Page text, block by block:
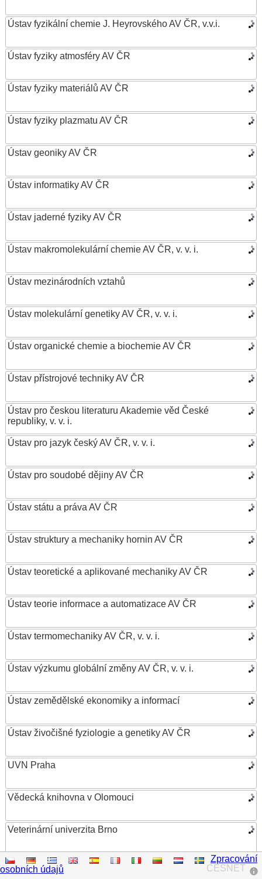
Ústav fyzikální chemie J. Heyrovského AV ČR, v.v.i.
Ústav fyziky atmosféry AV ČR
Ústav fyziky materiálů AV ČR
Ústav fyziky plazmatu AV ČR
Ústav geoniky AV ČR
Ústav informatiky AV ČR
Ústav jaderné fyziky AV ČR
Ústav makromolekulární chemie AV ČR, v. v. i.
Ústav mezinárodních vztahů
Ústav molekulární genetiky AV ČR, v. v. i.
Ústav organické chemie a biochemie AV ČR
Ústav přístrojové techniky AV ČR
Ústav pro českou literaturu Akademie věd České
republiky, v. v. i.
Ústav pro jazyk český AV ČR, v. v. i.
Ústav pro soudobé dějiny AV ČR
Ústav státu a práva AV ČR
Ústav struktury a mechaniky hornin AV ČR
Ústav teoretické a aplikované mechaniky AV ČR
Ústav teorie informace a automatizace AV ČR
Ústav termomechaniky AV ČR, v. v. i.
Ústav výzkumu globální změny AV ČR, v. v. i.
Ústav zemědělské ekonomiky a informací
Ústav živočišné fyziologie a genetiky AV ČR
UVN Praha
Vědecká knihovna v Olomouci
Veterinární univerzita Brno
VŠB – Technická univerzita Ostrava
CESNET
Zpracování
osobních údajů